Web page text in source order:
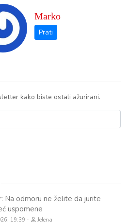
Marko
kako biste ostali ažurirani.
Na odmoru ne želite da jurite
uspomene
19:39 Jelena